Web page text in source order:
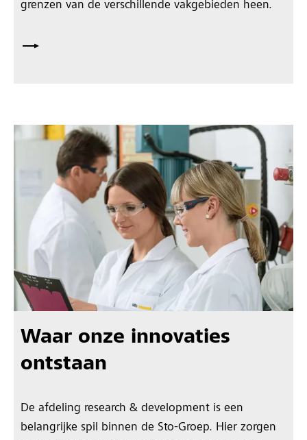
grenzen van de verschillende vakgebieden heen.
Waar onze innovaties
ontstaan
De afdeling research & development is een
belangrijke spil binnen de Sto-Groep. Hier zorgen